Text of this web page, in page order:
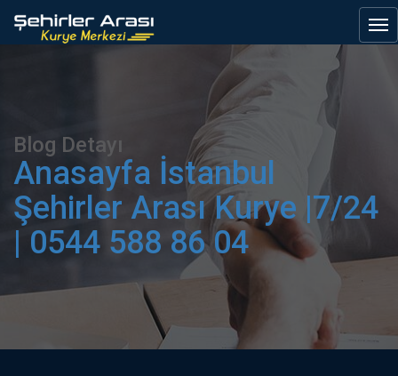
Blog Detayı
Anasayfa İstanbul
Şehirler Arası Kurye |7/24
| 0544 588 86 04